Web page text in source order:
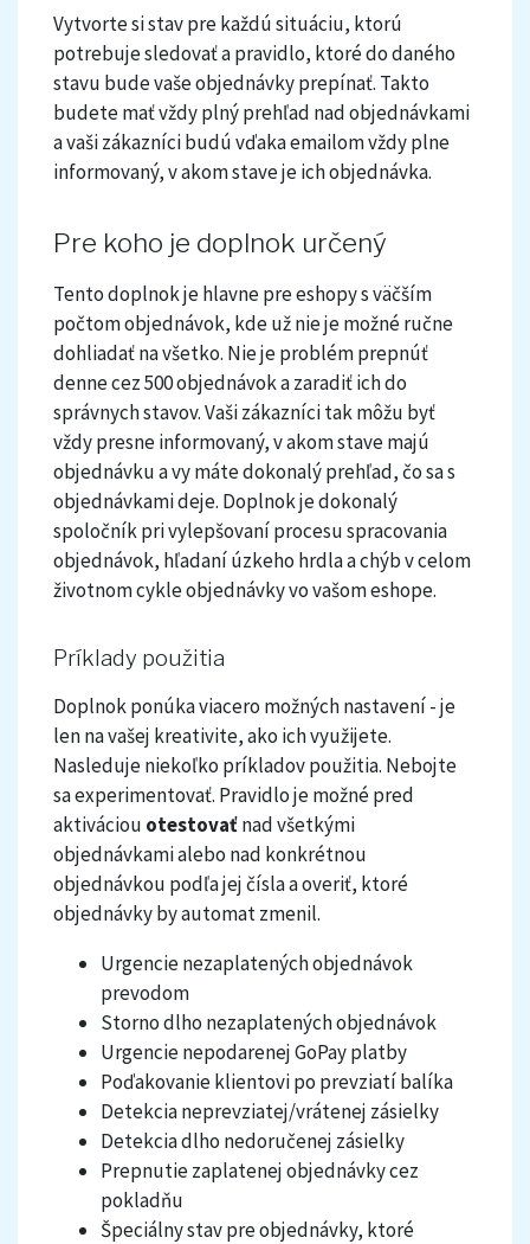
Vytvorte si stav pre každú situáciu, ktorú
potrebuje sledovať a pravidlo, ktoré do daného
stavu bude vaše objednávky prepínať. Takto
budete mať vždy plný prehľad nad objednávkami
a vaši zákazníci budú vďaka emailom vždy plne
informovaný, v akom stave je ich objednávka.
Pre koho je doplnok určený
Tento doplnok je hlavne pre eshopy s väčším
počtom objednávok, kde už nie je možné ručne
dohliadať na všetko. Nie je problém prepnúť
denne cez 500 objednávok a zaradiť ich do
správnych stavov. Vaši zákazníci tak môžu byť
vždy presne informovaný, v akom stave majú
objednávku a vy máte dokonalý prehľad, čo sa s
objednávkami deje. Doplnok je dokonalý
spoločník pri vylepšovaní procesu spracovania
objednávok, hľadaní úzkeho hrdla a chýb v celom
životnom cykle objednávky vo vašom eshope.
Príklady použitia
Doplnok ponúka viacero možných nastavení - je
len na vašej kreativite, ako ich využijete.
Nasleduje niekoľko príkladov použitia. Nebojte
sa experimentovať. Pravidlo je možné pred
aktiváciou otestovaťnad všetkými
objednávkami alebo nad konkrétnou
objednávkou podľa jej čísla a overiť, ktoré
objednávky by automat zmenil.
Urgencie nezaplatených objednávok
prevodom
Storno dlho nezaplatených objednávok
Urgencie nepodarenej GoPay platby
Poďakovanie klientovi po prevziatí balíka
Detekcia neprevziatej/vrátenej zásielky
Detekcia dlho nedoručenej zásielky
Prepnutie zaplatenej objednávky cez
pokladňu
Špeciálny stav pre objednávky, ktoré